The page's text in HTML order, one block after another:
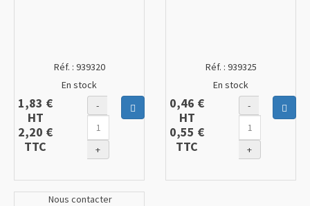
Réf. : 939320
En stock
1,83 €
HT
2,20 €
TTC
-
+
Ajouter au panier
Réf. : 939325
En stock
0,46 €
HT
0,55 €
TTC
-
+
Nous contacter